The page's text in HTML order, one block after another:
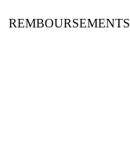
REMBOURSEMENTS